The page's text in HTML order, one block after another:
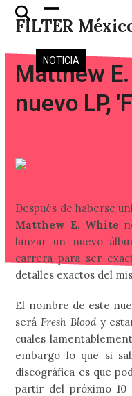
Skip
FILTER
Open
mobile
menu
Close
mobile
menu
NOTICIA
Matthew
nuevo LP,
Después de haberse
Matthew E. White
lanzar un nuevo
carrera para ser
detalles exactos del
El nombre de este
seráFresh Bloody
cuales
embargo lo que si
discográfica es que
partir del próximo